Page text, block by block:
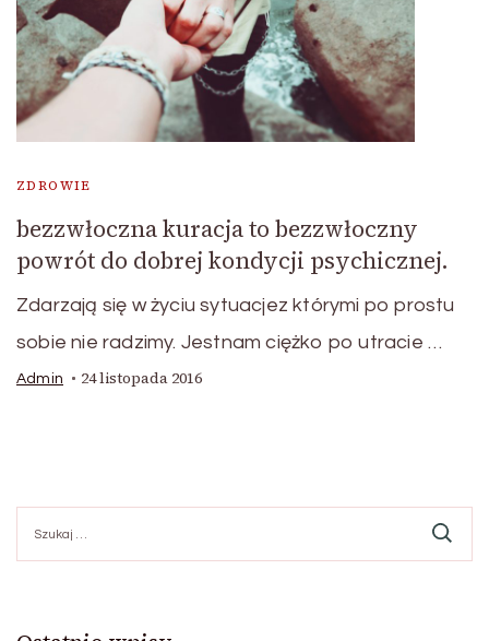
ZDROWIE
bezzwłoczna kuracja to bezzwłoczny
powrót do dobrej kondycji psychicznej.
Zdarzają się w życiu sytuacjez którymi po prostu
sobie nie radzimy. Jestnam ciężko po utracie …
Admin 24 listopada 2016